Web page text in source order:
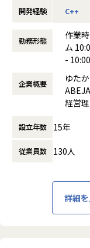
協力会社含め、50
おり、1チームあた
成されております。
◎コミュニケーショ
チームごとに毎日
その日のタスク共
目的にチェックイ
自分の好きなこと
形でお話してもらい
化を図っています。
こちらがメインにな
途Slackも使用して
■ポジションの魅力
◎上流から下流ま
ービスレイヤーを
クラウドおよびオ
開発・検証・運用
顧客ごとに開発し
実機検証や顧客導
え、ソフトウェア
サイエンティスト
術的な意思決定や設
Physical AIという
タ、AIを統合する
単一のアプリケー
開発経験 C++
勤務形態
作業
ム 10:00 - 15:00
-
0 -
働き
時間
休憩時
企業概要
ゆた
経営
ビジ
して
変革
た。
設立年数 15年
従業員数 130人
詳細